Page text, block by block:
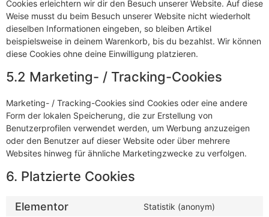
Cookies erleichtern wir dir den Besuch unserer Website. Auf diese
Weise musst du beim Besuch unserer Website nicht wiederholt
dieselben Informationen eingeben, so bleiben Artikel
beispielsweise in deinem Warenkorb, bis du bezahlst. Wir können
diese Cookies ohne deine Einwilligung platzieren.
5.2 Marketing- / Tracking-Cookies
Marketing- / Tracking-Cookies sind Cookies oder eine andere
Form der lokalen Speicherung, die zur Erstellung von
Benutzerprofilen verwendet werden, um Werbung anzuzeigen
oder den Benutzer auf dieser Website oder über mehrere
Websites hinweg für ähnliche Marketingzwecke zu verfolgen.
6. Platzierte Cookies
Elementor Statistik (anonym)